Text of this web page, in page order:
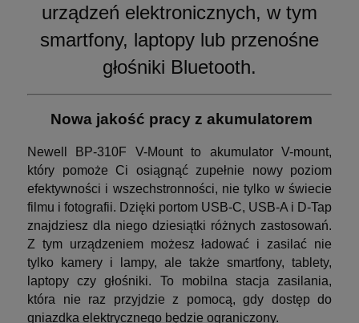
urządzeń elektronicznych, w tym
smartfony, laptopy lub przenośne
głośniki Bluetooth.
Nowa jakość pracy z akumulatorem
Newell BP-310F V-Mount to akumulator V-mount,
który pomoże Ci osiągnąć zupełnie nowy poziom
efektywności i wszechstronności, nie tylko w świecie
filmu i fotografii. Dzięki portom USB-C, USB-A i D-Tap
znajdziesz dla niego dziesiątki różnych zastosowań.
Z tym urządzeniem możesz ładować i zasilać nie
tylko kamery i lampy, ale także smartfony, tablety,
laptopy czy głośniki. To mobilna stacja zasilania,
która nie raz przyjdzie z pomocą, gdy dostęp do
gniazdka elektrycznego będzie ograniczony.